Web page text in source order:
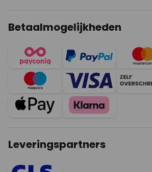
Betaalmogelijkheden
Leveringspartners